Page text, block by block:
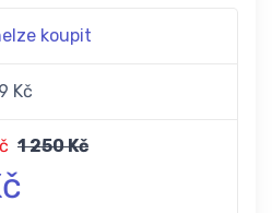
koupit
Kč
1 250 Kč